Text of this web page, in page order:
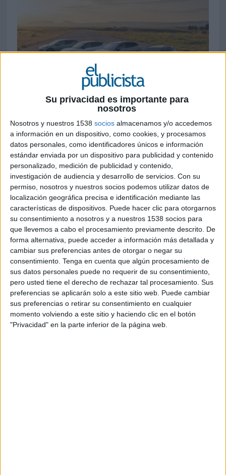
Su privacidad es importante para
nosotros
Nosotros y nuestros 1538 socios almacenamos y/o accedemos
a información en un dispositivo, como cookies, y procesamos
datos personales, como identificadores únicos e información
estándar enviada por un dispositivo para publicidad y contenido
personalizado, medición de publicidad y contenido,
investigación de audiencia y desarrollo de servicios. Con su
permiso, nosotros y nuestros socios podemos utilizar datos de
localización geográfica precisa e identificación mediante las
características de dispositivos. Puede hacer clic para otorgarnos
su consentimiento a nosotros y a nuestros 1538 socios para
que llevemos a cabo el procesamiento previamente descrito. De
forma alternativa, puede acceder a información más detallada y
cambiar sus preferencias antes de otorgar o negar su
consentimiento. Tenga en cuenta que algún procesamiento de
sus datos personales puede no requerir de su consentimiento,
pero usted tiene el derecho de rechazar tal procesamiento. Sus
preferencias se aplicarán solo a este sitio web. Puede cambiar
sus preferencias o retirar su consentimiento en cualquier
momento volviendo a este sitio y haciendo clic en el botón
"Privacidad" en la parte inferior de la página web.
FICHA TÉCNICA
Anunciante: Salvador Caetano Auto
Marca: Zeekr
Sector: Automoción
Producto: Lanzamiento marca Zeekr en mercado
español
Contacto del cliente: Ana Fernández McCusker
Agencia medios: Mediasal
Equipo de estrategia: Sandra Arroyo y Noemi
García.
Design Manager: David Gómez
Piezas: Spot, Gráfica, Contenido. Pieza video
genérica Gama para CTV + YTB sin cuota; y
piezas, tanto de vídeo como gráfica, incluyendo
la cuota para cada modelo: ZEEKR X, ZEEKR 7X y
ZEEKR 001
Título: Zeekr. Seek More